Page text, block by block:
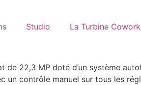
Studio La Turbine Cowork
de 22,3 MP doté d’un système
un contrôle manuel sur tous les